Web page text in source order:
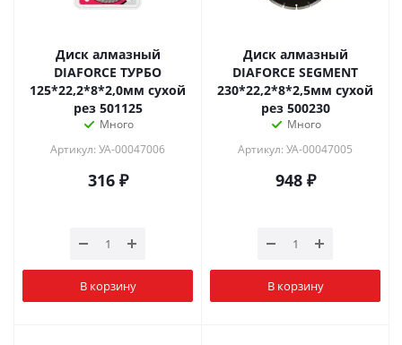
Диск алмазный
DIAFORCE ТУРБО
125*22,2*8*2,0мм сухой
рез 501125
Много
Артикул: УА-00047006
316₽
В корзину
Диск алмазный
DIAFORCE SEGMENT
230*22,2*8*2,5мм сухой
рез 500230
Много
Артикул: УА-00047005
948₽
В корзину